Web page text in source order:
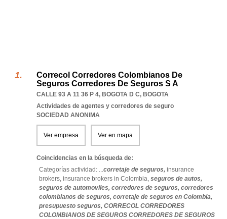
Correcol Corredores Colombianos De
Seguros Corredores De Seguros S A
CALLE 93 A 11 36 P 4, BOGOTA D C, BOGOTA
Actividades de agentes y corredores de seguro
SOCIEDAD ANONIMA
Ver empresa Ver en mapa
Coincidencias en la búsqueda de:
Categorías actividad: ...corretaje de seguros, insurance
brokers, insurance brokers in Colombia, seguros de autos,
seguros de automoviles, corredores de seguros, corredores
colombianos de seguros, corretaje de seguros en Colombia,
presupuesto seguros, CORRECOL CORREDORES
COLOMBIANOS DE SEGUROS CORREDORES DE SEGUROS